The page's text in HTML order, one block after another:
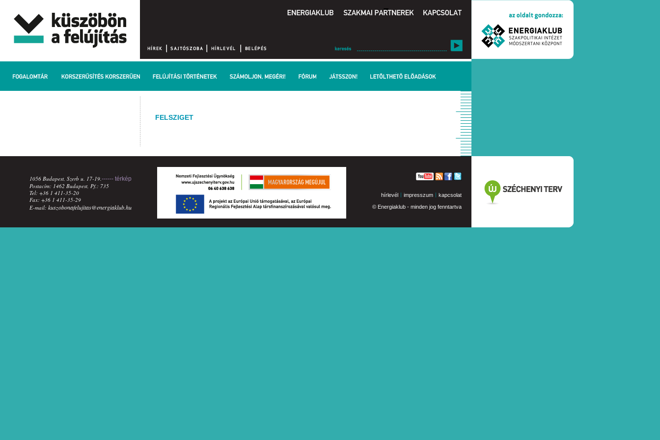
FELSZIGET
1056 Budapest, Szerb u. 17-19.------ térkép
Postacím: 1462 Budapest, Pf.: 735
Tel: +36 1 411-35-20
Fax: +36 1 411-35-29
E-mail: kuszobonafelujitas@energiaklub.hu
kapcsolat
impresszum
hírlevél
© Energiaklub - minden jog fenntartva